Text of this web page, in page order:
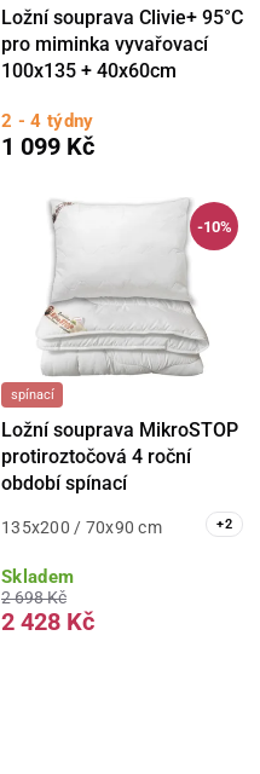
Ložní souprava Clivie+ 95°C
pro miminka vyvařovací
100x135 + 40x60cm
2 - 4 týdny
1 099 Kč
-10%
spínací
Ložní souprava MikroSTOP
protiroztočová 4 roční
období spínací
135x200 / 70x90 cm +2
Skladem
2 698 Kč
2 428 Kč